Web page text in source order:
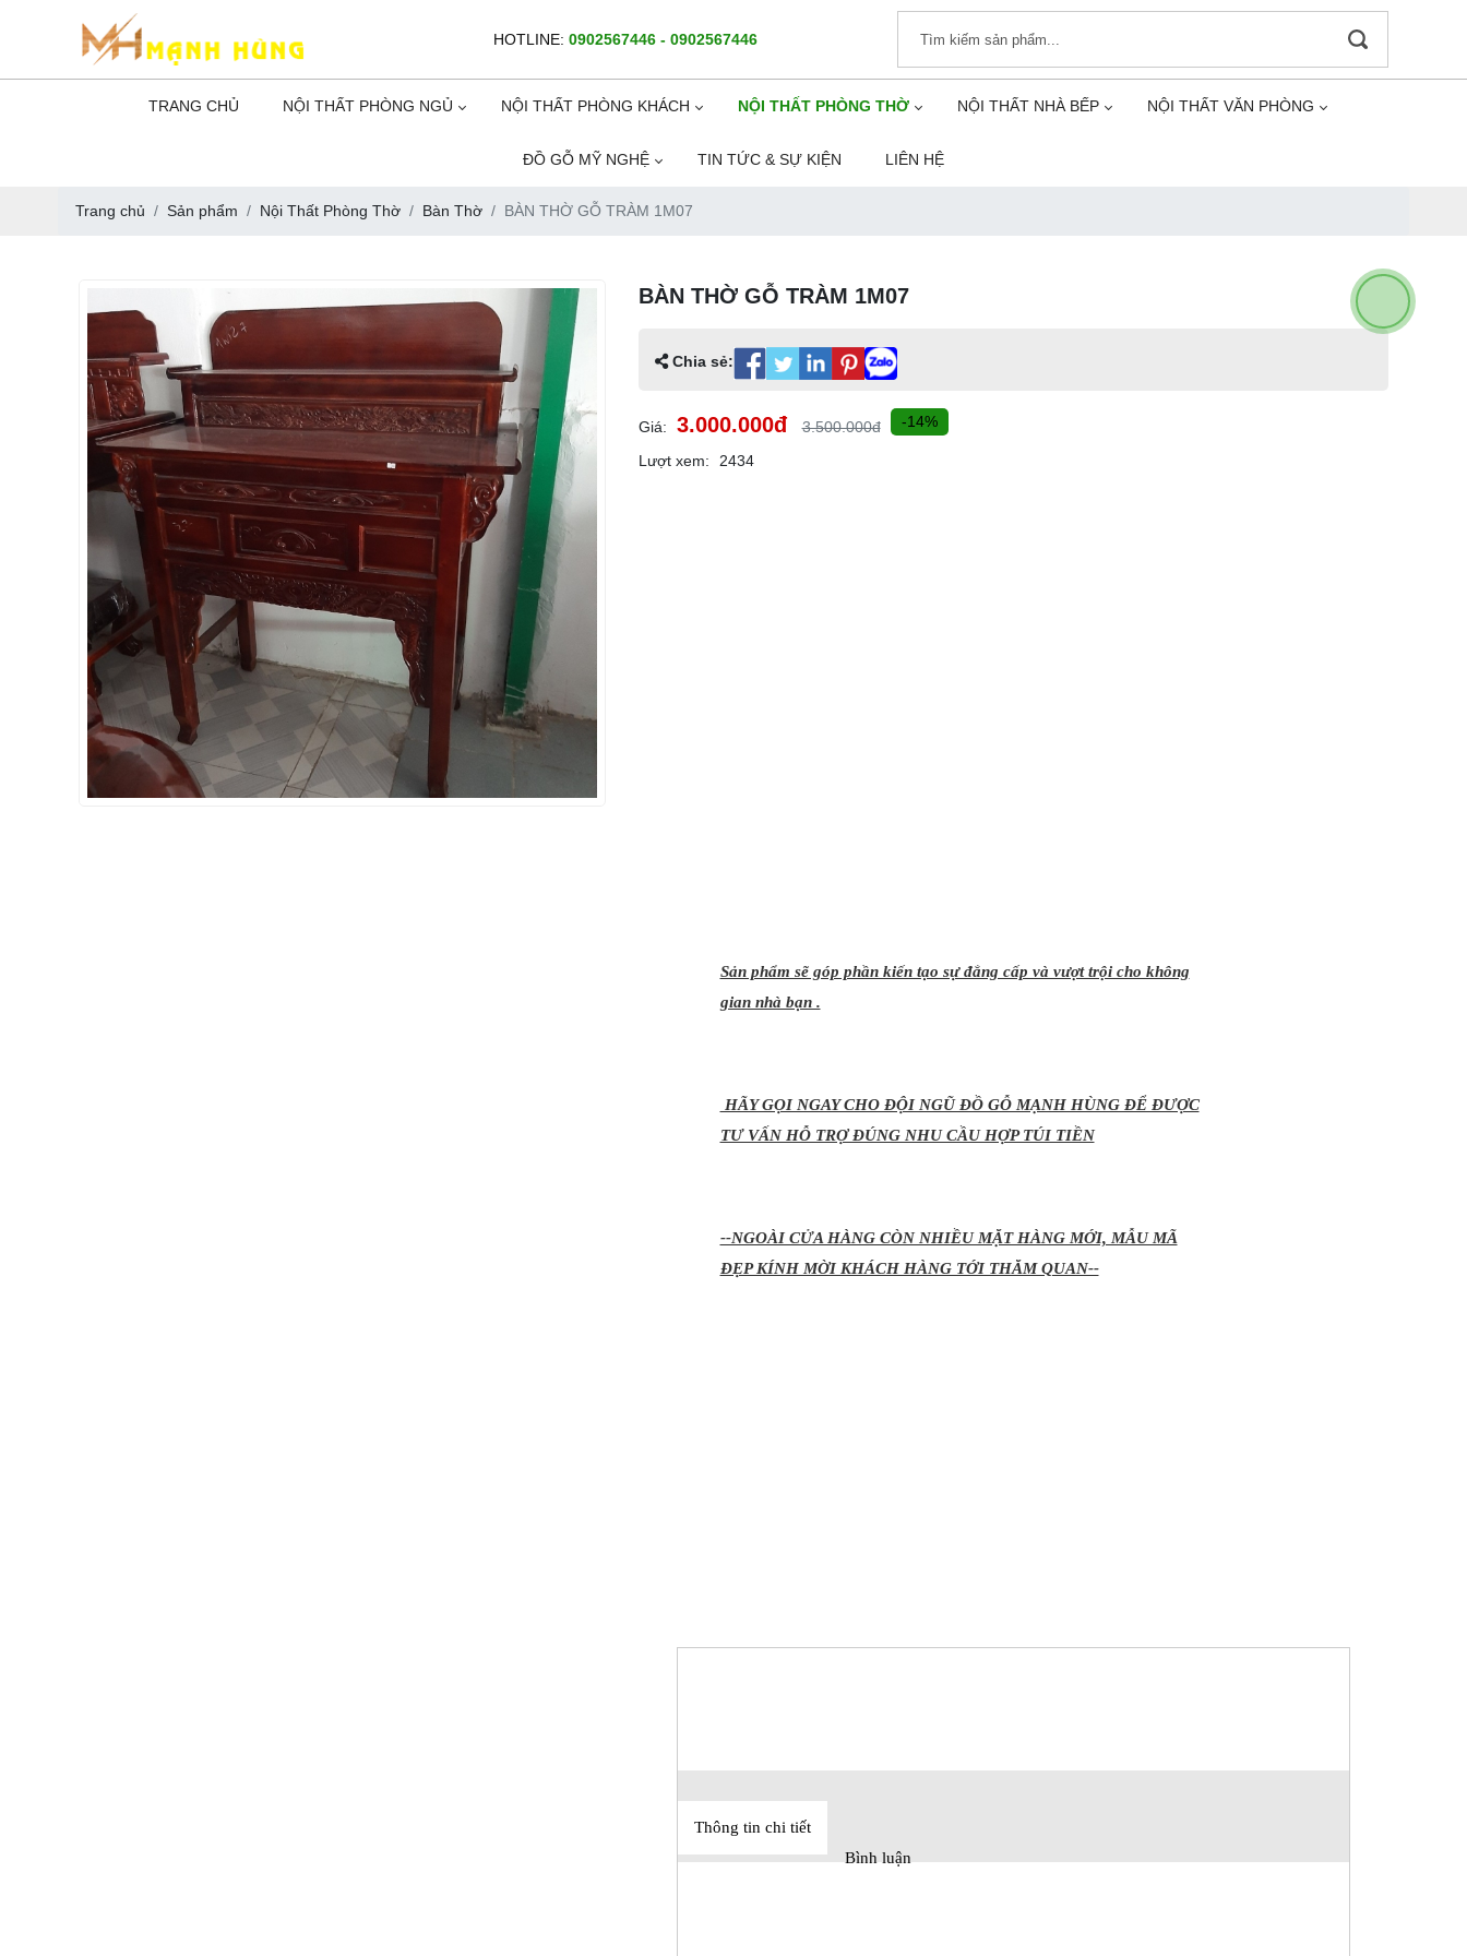
HOTLINE: 0902567446 - 0902567446
TRANG CHỦ NỘI THẤT PHÒNG NGỦ NỘI THẤT PHÒNG KHÁCH NỘI THẤT PHÒNG THỜ NỘI THẤT NHÀ BẾP NỘI THẤT VĂN PHÒNG
ĐỒ GỖ MỸ NGHỆ TIN TỨC & SỰ KIỆN LIÊN HỆ
Trang chủ Sản phẩm Nội Thất Phòng Thờ Bàn Thờ BÀN THỜ GỖ TRÀM 1M07
BÀN THỜ GỖ TRÀM 1M07
Chia sẻ:
Giá: 3.000.000đ 3.500.000đ -14%
Lượt xem: 2434
Sản phẩm sẽ góp phần kiến tạo sự đẳng cấp và vượt trội cho không
gian nhà bạn .
HÃY GỌI NGAY CHO ĐỘI NGŨ ĐỒ GỖ MẠNH HÙNG ĐỂ ĐƯỢC
TƯ VẤN HỖ TRỢ ĐÚNG NHU CẦU HỢP TÚI TIỀN
--NGOÀI CỬA HÀNG CÒN NHIỀU MẶT HÀNG MỚI, MẪU MÃ
ĐẸP KÍNH MỜI KHÁCH HÀNG TỚI THĂM QUAN--
Thông tin chi tiết
Bình luận